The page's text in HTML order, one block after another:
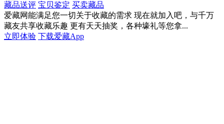
藏品送评 宝贝鉴定 买卖藏品
爱藏网能满足您一切关于收藏的需求 现在就加入吧，与千万
藏友共享收藏乐趣 更有天天抽奖，各种壕礼等您拿...
立即体验 下载爱藏App